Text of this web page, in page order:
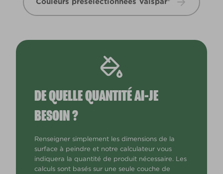
DE QUELLE QUANTITÉ AI-JE
BESOIN ?
Renseigner simplement les dimensions de la
surface à peindre et notre calculateur vous
indiquera la quantité de produit nécessaire. Les
calculs sont basés sur une seule couche de